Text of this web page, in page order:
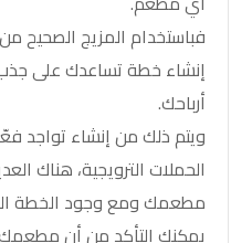
فباستخدام المزيج الصحيح
إنشاء خطة تساعدك على جذب
أرباحك.
ويتم ذلك من إنشاء تواجد
الحملات الترويجية، هناك
مطعمك ومع وجود الخطة
يمكنك التأكد من أن